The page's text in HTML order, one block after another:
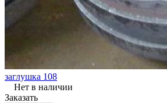
заглушка 108
Нет в наличии
Заказать